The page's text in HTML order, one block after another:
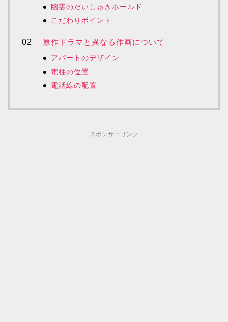
幽霊のだいしゅきホールド
こだわりポイント
原作ドラマと異なる作画について
アパートのデザイン
電柱の位置
電話線の配置
スポンサーリンク